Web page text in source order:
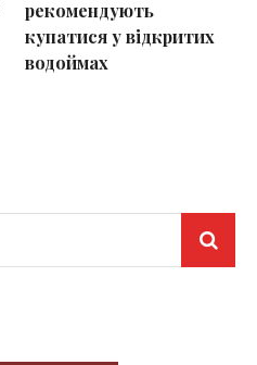
рекомендують
купатися у відкритих
водоймах